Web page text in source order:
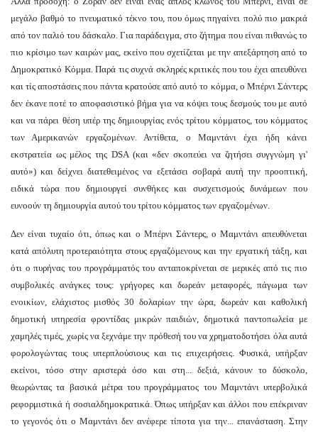
μεγάλο βαθμό το πνευματικό τέκνο του, που όμως πηγαίνει πολύ πιο μακριά
από τον παλιό του δάσκαλο. Για παράδειγμα, στο ζήτημα που είναι πιθανώς το
πιο κρίσιμο των καιρών μας, εκείνο που σχετίζεται με την απεξάρτηση από το
Δημοκρατικό Κόμμα. Παρά τις συχνά σκληρές κριτικές που του έχει απευθύνει
και τίς αποστάσεις που πάντα κρατούσε από αυτό το κόμμα, ο Μπέρνι Σάντερς
δεν έκανε ποτέ το αποφασιστικό βήμα για να κόψει τους δεσμούς του με αυτό
και να πάρει θέση υπέρ της δημιουργίας ενός τρίτου κόμματος, του κόμματος
των Αμερικανών εργαζομένων. Αντίθετα, ο Μαμντάνι έχει ήδη κάνει
εκστρατεία ως μέλος της DSA (και «δεν σκοπεύει να ζητήσει συγγνώμη γι'
αυτό») και δείχνει διατεθειμένος να εξετάσει σοβαρά αυτή την προοπτική,
ειδικά τώρα που δημιουργεί συνθήκες και συσχετισμούς δυνάμεων που
ευνοούν τη δημιουργία αυτού του τρίτου κόμματος των εργαζομένων.
Δεν είναι τυχαίο ότι, όπως και ο Μπέρνι Σάντερς, ο Μαμντάνι απευθύνεται
κατά απόλυτη προτεραιότητα στους εργαζόμενους και την εργατική τάξη, και
ότι ο πυρήνας του προγράμματός του ανταποκρίνεται σε μερικές από τις πιο
συμβολικές ανάγκες τους: γρήγορες και δωρεάν μεταφορές, πάγωμα των
ενοικίων, ελάχιστος μισθός 30 δολαρίων την ώρα, δωρεάν και καθολική
δημοτική υπηρεσία φροντίδας μικρών παιδιών, δημοτικά παντοπωλεία με
χαμηλές τιμές, χωρίς να ξεχνάμε την πρόθεσή του να χρηματοδοτήσει όλα αυτά
φορολογώντας τους υπερπλούσιους και τις επιχειρήσεις. Φυσικά, υπήρξαν
εκείνοι, τόσο στην αριστερά όσο και στη... δεξιά, κάνουν το δύσκολο,
θεωρώντας τα βασικά μέτρα του προγράμματος του Μαμντάνι υπερβολικά
ρεφορμιστικά ή σοσιαλδημοκρατικά. Όπως υπήρξαν και άλλοι που επέκριναν
το γεγονός ότι ο Μαμντάνι δεν ανέφερε τίποτα για την... επανάσταση. Στην